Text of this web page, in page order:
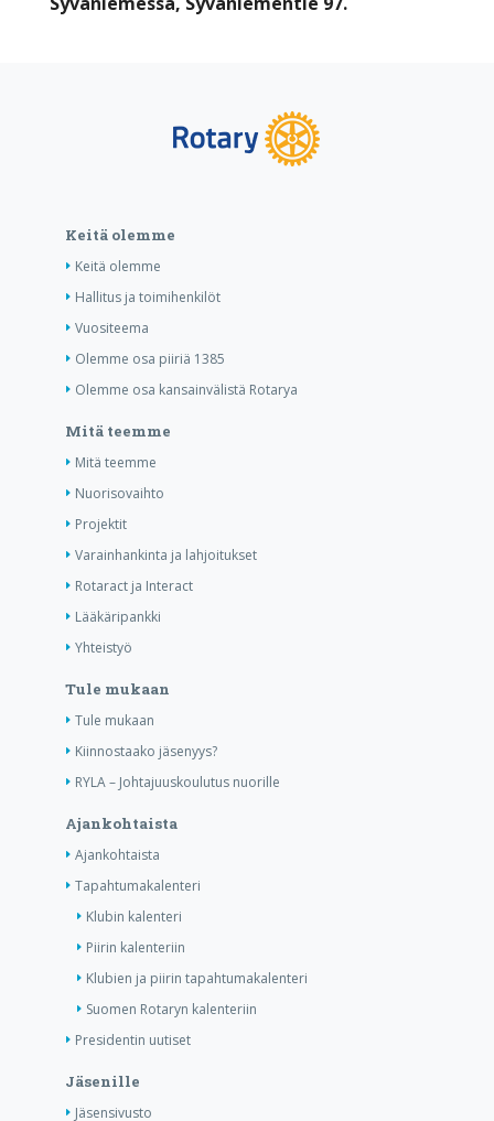
Keitä olemme
Keitä olemme
Hallitus ja toimihenkilöt
Vuositeema
Olemme osa piiriä 1385
Olemme osa kansainvälistä Rotarya
Mitä teemme
Mitä teemme
Nuorisovaihto
Projektit
Varainhankinta ja lahjoitukset
Rotaract ja Interact
Lääkäripankki
Yhteistyö
Tule mukaan
Tule mukaan
Kiinnostaako jäsenyys?
RYLA – Johtajuuskoulutus nuorille
Ajankohtaista
Ajankohtaista
Tapahtumakalenteri
Klubin kalenteri
Piirin kalenteriin
Klubien ja piirin tapahtumakalenteri
Suomen Rotaryn kalenteriin
Presidentin uutiset
Jäsenille
Jäsensivusto